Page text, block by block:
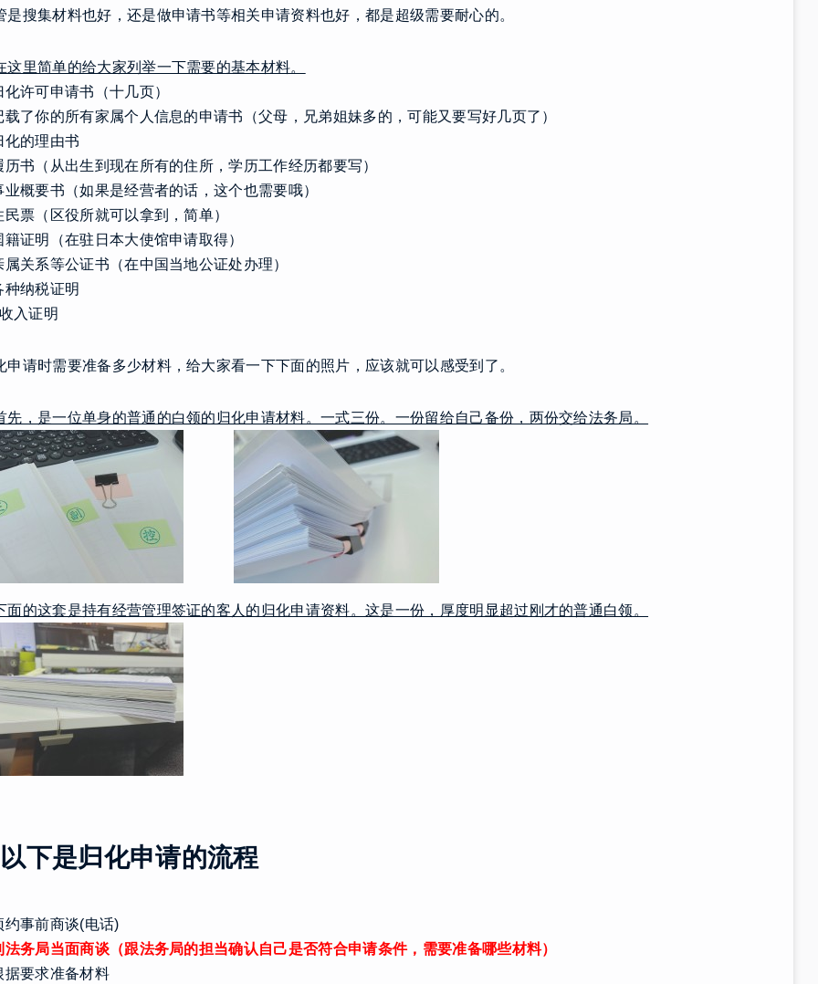
是搜集材料也好，还是做申请书等相关申请资料也好，都是超级需要耐心的。
里简单的给大家列举一下需要的基本材料。
化许可申请书（十几页）
载了你的所有家属个人信息的申请书（父母，兄弟姐妹多的，可能又要写好几页了）
化的理由书
历书（从出生到现在所有的住所，学历工作经历都要写）
业概要书（如果是经营者的话，这个也需要哦）
民票（区役所就可以拿到，简单）
籍证明（在驻日本大使馆申请取得）
属关系等公证书（在中国当地公证处办理）
种纳税证明
入证明
申请时需要准备多少材料，给大家看一下下面的照片，应该就可以感受到了。
，是一位单身的普通的白领的归化申请材料。一式三份。一份留给自己备份，两份交给法务局。
的这套是持有经营管理签证的客人的归化申请资料。这是一份，厚度明显超过刚才的普通白领。
下是归化申请的流程
约事前商谈(电话)
法务局当面商谈（跟法务局的担当确认自己是否符合申请条件，需要准备哪些材料）
据要求准备材料